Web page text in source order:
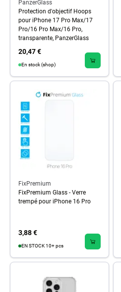
PanzerGlass
Protection d'objectif Hoops
pour iPhone 17 Pro Max/17
Pro/16 Pro Max/16 Pro,
transparente, PanzerGlass
20,47 €
En stock (shop)
FixPremium
FixPremium Glass - Verre
trempé pour iPhone 16 Pro
3,88 €
EN STOCK 10+ pcs